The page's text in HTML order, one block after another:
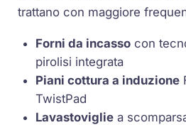
trattano con maggiore
Forni da incasso con
pirolisi integrata
Piani cottura a induzione
TwistPad
Lavastoviglie a